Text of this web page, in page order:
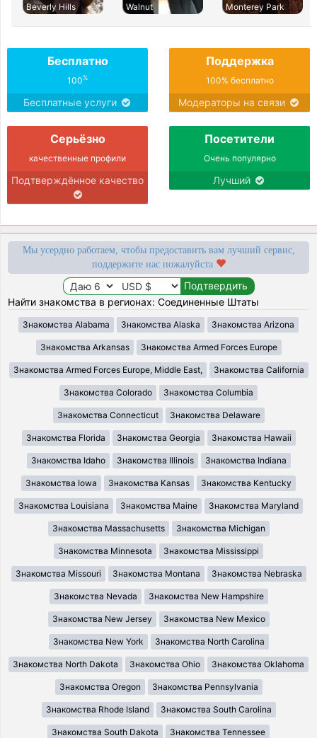
Beverly Hills
Walnut
Monterey Park
Бесплатно
100%
Бесплатные услуги
Поддержка
100% бесплатно
Модераторы на связи
Серьёзно
качественные профили
Подтверждённое качество
Посетители
Очень популярно
Лучший
Мы усердно работаем, чтобы предоставить вам лучший сервис,
поддержите нас пожалуйста
Найти знакомства в регионах: Соединенные Штаты
Знакомства Alabama Знакомства Alaska Знакомства Arizona
Знакомства Arkansas Знакомства Armed Forces Europe
Знакомства Armed Forces Europe, Middle East, Знакомства California
Знакомства Colorado Знакомства Columbia
Знакомства Connecticut Знакомства Delaware
Знакомства Florida Знакомства Georgia Знакомства Hawaii
Знакомства Idaho Знакомства Illinois Знакомства Indiana
Знакомства Iowa Знакомства Kansas Знакомства Kentucky
Знакомства Louisiana Знакомства Maine Знакомства Maryland
Знакомства Massachusetts Знакомства Michigan
Знакомства Minnesota Знакомства Mississippi
Знакомства Missouri Знакомства Montana Знакомства Nebraska
Знакомства Nevada Знакомства New Hampshire
Знакомства New Jersey Знакомства New Mexico
Знакомства New York Знакомства North Carolina
Знакомства North Dakota Знакомства Ohio Знакомства Oklahoma
Знакомства Oregon Знакомства Pennsylvania
Знакомства Rhode Island Знакомства South Carolina
Знакомства South Dakota Знакомства Tennessee